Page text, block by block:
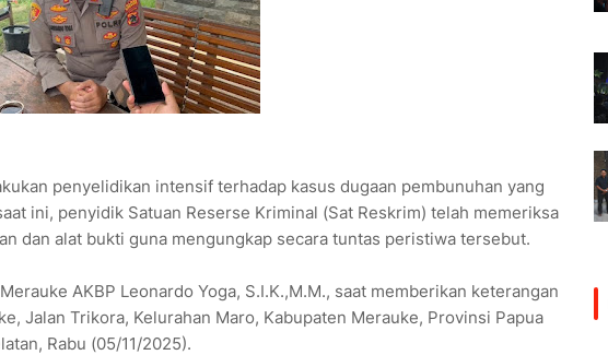
penyelidikan intensif terhadap kasus dugaan pembunuhan yang
ini, penyidik Satuan Reserse Kriminal (Sat Reskrim) telah memeriksa
dan alat bukti guna mengungkap secara tuntas peristiwa tersebut.
AKBP Leonardo Yoga, S.I.K.,M.M., saat memberikan keterangan
Jalan Trikora, Kelurahan Maro, Kabupaten Merauke, Provinsi Papua
Rabu (05/11/2025).